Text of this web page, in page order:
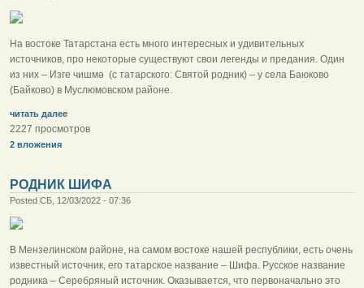
На востоке Татарстана есть много интересных и удивительных
источников, про некоторые существуют свои легенды и предания. Один
из них – Изге чишмә (с татарского: Святой родник) – у села Баюково
(Байково) в Муслюмовском районе.
читать далее
2227 просмотров
2 вложения
РОДНИК ШИФА
Posted СБ, 12/03/2022 - 07:36
В Мензелинском районе, на самом востоке нашей республики, есть очень
известный источник, его татарское название – Шифа. Русское название
родника – Серебряный источник. Оказывается, что первоначально это